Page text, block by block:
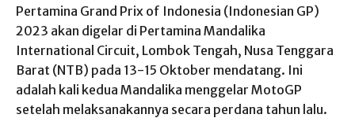
Pertamina Grand Prix of Indonesia (Indonesian GP)
2023 akan digelar di Pertamina Mandalika
International Circuit, Lombok Tengah, Nusa Tenggara
Barat (NTB) pada 13-15 Oktober mendatang. Ini
adalah kali kedua Mandalika menggelar MotoGP
setelah melaksanakannya secara perdana tahun lalu.